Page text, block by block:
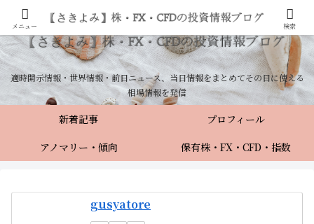
適時開示情報・世界情報・前日ニュース、当日情報をまとめてその日に使える
相場情報を発信
新着記事
プロフィール
アノマリー・傾向
保有株・FX・CFD・指数
gusyatore
メニュー 検索